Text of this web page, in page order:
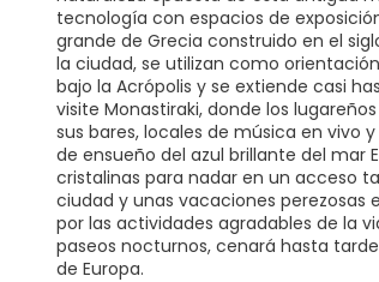
tecnología con espacios de
grande de Grecia construido en el
la ciudad, se utilizan como
bajo la Acrópolis y se extiende casi
visite Monastiraki, donde los
sus bares, locales de música en vivo
de ensueño del azul brillante del mar
cristalinas para nadar en un acceso
ciudad y unas vacaciones perezosas
por las actividades agradables de la
paseos nocturnos, cenará hasta
de Europa.